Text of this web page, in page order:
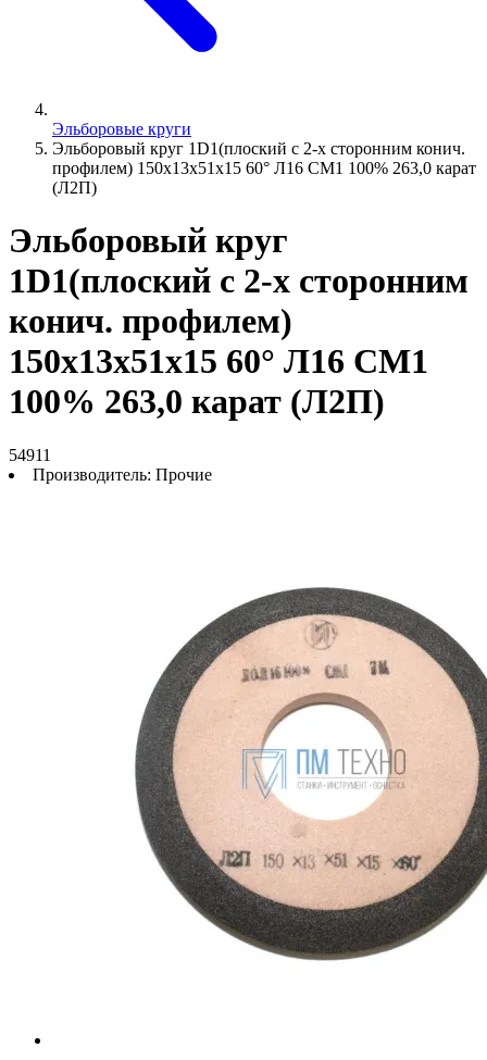
Эльборовые круги
Эльборовый круг 1D1(плоский с 2-х сторонним конич.
профилем) 150х13х51х15 60° Л16 СМ1 100% 263,0 карат
(Л2П)
Эльборовый круг
1D1(плоский с 2-х сторонним
конич. профилем)
150х13х51х15 60° Л16 СМ1
100% 263,0 карат (Л2П)
54911
Производитель: Прочие